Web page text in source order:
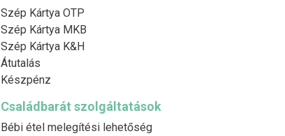
Szép Kártya OTP
Szép Kártya MKB
Szép Kártya K&H
Átutalás
Készpénz
Családbarát szolgáltatások
Bébi étel melegítési lehetőség